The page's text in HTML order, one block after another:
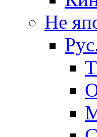
Не